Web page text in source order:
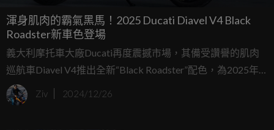
渾身肌肉的霸氣黑馬！2025 Ducati Diavel V4 Black
Roadster新車色登場
義大利摩托車大廠Ducati再度震撼市場，其備受讚譽的肌肉
巡航車Diavel V4推出全新“Black Roadster”配色，為2025年
的騎士世界注入更多狂野元素。這款全新配色在德國科隆車
展亮相，吸引眾多目光。
Ziv 2024/12/26